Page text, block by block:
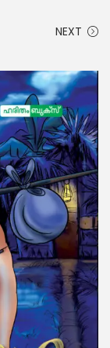
NEXT